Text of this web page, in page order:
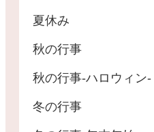
夏休み
秋の行事
秋の行事-ハロウィン-
冬の行事